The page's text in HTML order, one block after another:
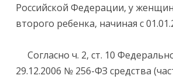
Российской Федерации, у
второго ребенка, начиная с
Согласно ч. 2, ст. 10
29.12.2006 № 256-ФЗ средства